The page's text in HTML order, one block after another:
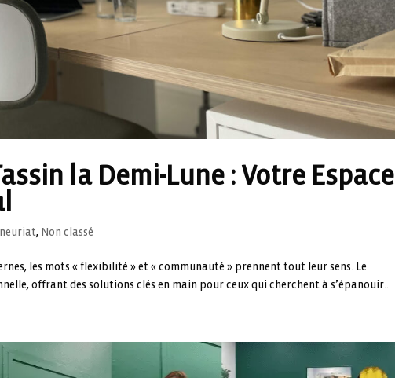
la Demi-Lune : Votre Espace
, Non classé
les mots « flexibilité » et « communauté » prennent tout leur sens. Le
offrant des solutions clés en main pour ceux qui cherchent à s’épanouir...